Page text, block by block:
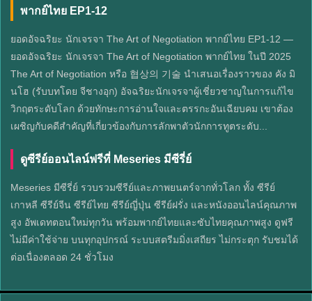
พากย์ไทย EP1-12
ยอดอัจฉริยะ นักเจรจา The Art of Negotiation พากย์ไทย EP1-12 —
ยอดอัจฉริยะ นักเจรจา The Art of Negotiation พากย์ไทย ในปี 2025
The Art of Negotiation หรือ 협상의 기술 นำเสนอเรื่องราวของ คัง มิ
นโฮ (รับบทโดย จีชางอุก) อัจฉริยะนักเจรจาผู้เชี่ยวชาญในการแก้ไข
วิกฤตระดับโลก ด้วยทักษะการอ่านใจและตรรกะอันเฉียบคม เขาต้อง
เผชิญกับคดีสำคัญที่เกี่ยวข้องกับการลักพาตัวนักการทูตระดับ...
ดูซีรีย์ออนไลน์ฟรีที่ Meseries มีซีรี่ย์
Meseries มีซีรี่ย์ รวบรวมซีรีย์และภาพยนตร์จากทั่วโลก ทั้ง ซีรีย์
เกาหลี ซีรีย์จีน ซีรีย์ไทย ซีรีย์ญี่ปุ่น ซีรีย์ฝรั่ง และหนังออนไลน์คุณภาพ
สูง อัพเดทตอนใหม่ทุกวัน พร้อมพากย์ไทยและซับไทยคุณภาพสูง ดูฟรี
ไม่มีค่าใช้จ่าย บนทุกอุปกรณ์ ระบบสตรีมมิ่งเสถียร ไม่กระตุก รับชมได้
ต่อเนื่องตลอด 24 ชั่วโมง